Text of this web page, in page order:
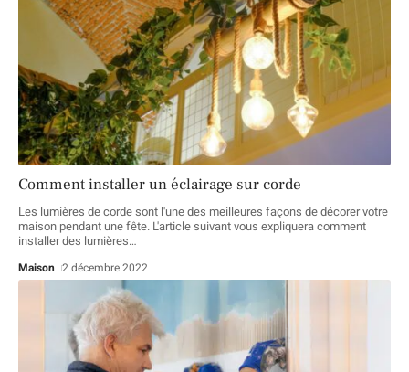
Comment installer un éclairage sur corde
Les lumières de corde sont l'une des meilleures façons de décorer votre
maison pendant une fête. L'article suivant vous expliquera comment
installer des lumières…
Maison 2 décembre 2022